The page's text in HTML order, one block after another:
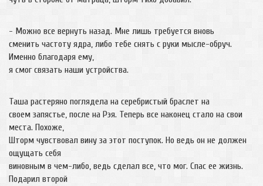
- Можно все вернуть назад. Мне лишь требуется вновь
сменить частоту ядра, либо тебе снять с руки мысле-обруч.
Именно благодаря ему,
я смог связать наши устройства.
Таша растеряно поглядела на серебристый браслет на
своем запястье, после на Рэя. Теперь все наконец стало на свои
места. Похоже,
Шторм чувствовал вину за этот поступок. Но ведь он не должен
ощущать себя
виновным в чем-либо, ведь сделал все, что мог. Спас ее жизнь.
Подарил второй